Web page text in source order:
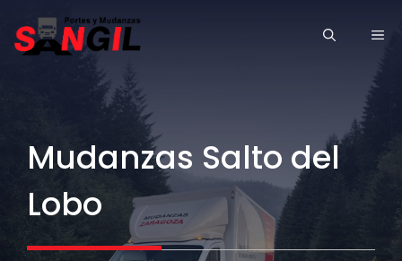
Mudanzas Salto del
Lobo